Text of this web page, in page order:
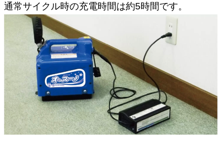
通常サイクル時の充電時間は約5時間です。